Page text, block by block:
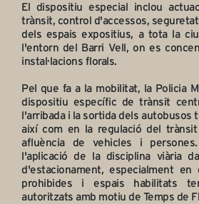
El dispositiu especial inclou
trànsit, control d'accessos,
dels espais expositius, a tota la
l'entorn del Barri Vell, on es
instal·lacions florals.
Pel que fa a la mobilitat, la Policia
dispositiu específic de trànsit
l'arribada i la sortida dels autobusos
així com en la regulació del
afluència de vehicles i
l'aplicació de la disciplina viària
d'estacionament, especialment en
prohibides i espais habilitats
autoritzats amb motiu de Temps de